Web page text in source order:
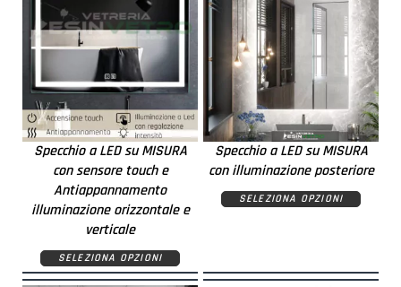
Specchio a LED su MISURA
con sensore touch e
Antiappannamento
illuminazione orizzontale e
verticale
SELEZIONA OPZIONI
Specchio a LED su MISURA
con illuminazione posteriore
SELEZIONA OPZIONI